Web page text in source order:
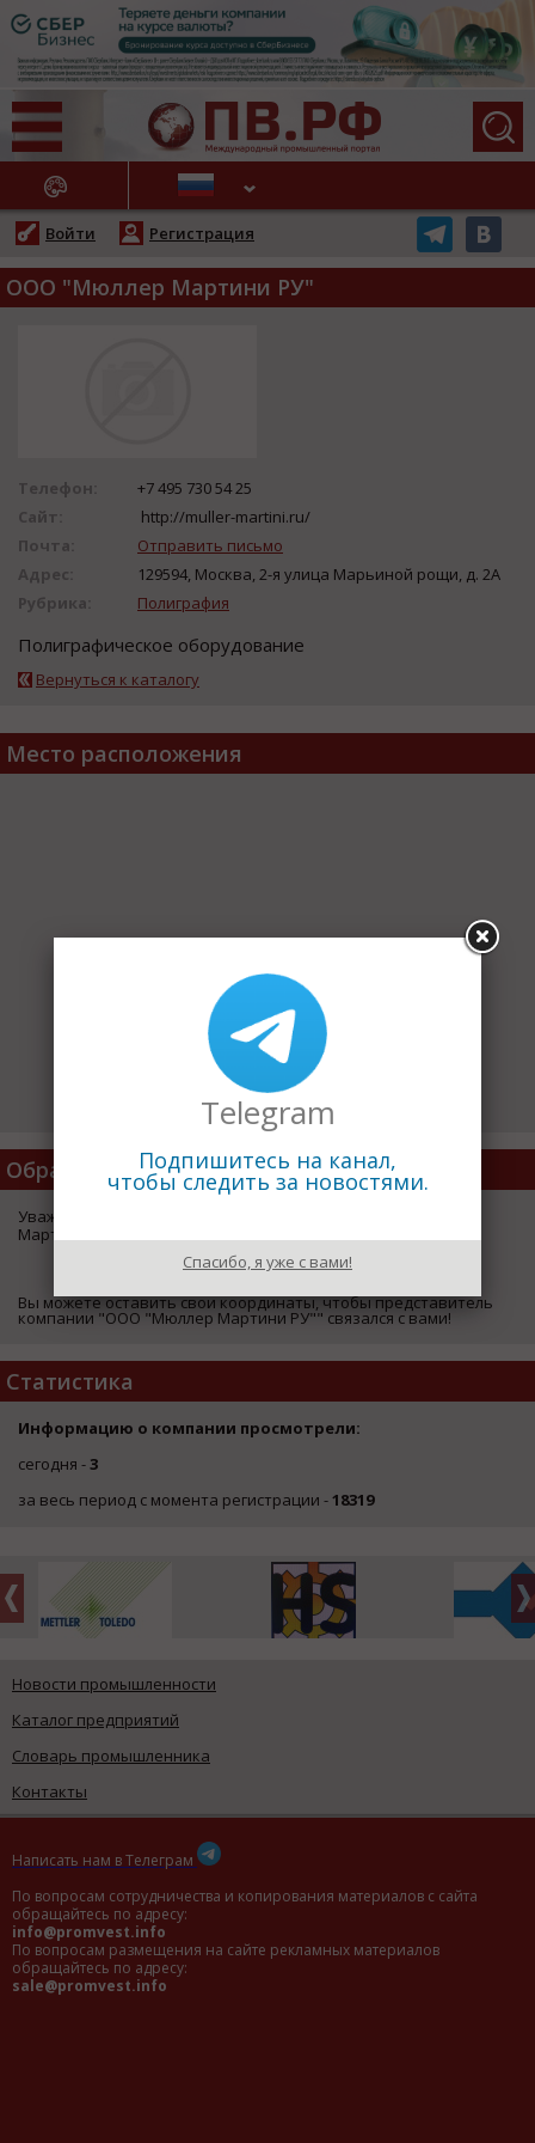
НОВОСТИ
Войти Регистрация
ООО "Мюллер Мартини РУ"
Телефон:
+7 495 730 54 25
Сайт:
http://muller-martini.ru/
Почта:
Отправить письмо
Адрес:
129594, Москва, 2-я улица Марьиной рощи, д. 2А
Рубрика:
Полиграфия
Полиграфическое оборудование
Вернуться к каталогу
Место расположения
Обратная Связь
Уважаемый посетитель страницы компании "ООО "Мюллер
Мартини РУ"",
ЗДЕСЬ
Вы можете оставить свои координаты, чтобы представитель
компании "ООО "Мюллер Мартини РУ"" связался с вами!
Статистика
Информацию о компании просмотрели:
сегодня -3
за весь период с момента регистрации -18319
Новости промышленности
Каталог предприятий
Словарь промышленника
Контакты
Написать нам в Телеграм
По вопросам сотрудничества и копирования материалов с сайта
обращайтесь по адресу:
info@promvest.info
По вопросам размещения на сайте рекламных материалов
обращайтесь по адресу:
sale@promvest.info
Telegram
Подпишитесь на канал,
чтобы следить за новостями.
Спасибо, я уже с вами!